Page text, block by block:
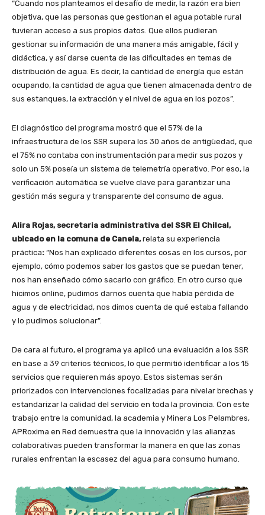
“Cuando nos planteamos el desafío de medir, la razón era bien
objetiva, que las personas que gestionan el agua potable rural
tuvieran acceso a sus propios datos. Que ellos pudieran
gestionar su información de una manera más amigable, fácil y
didáctica, y así darse cuenta de las dificultades en temas de
distribución de agua. Es decir, la cantidad de energía que están
ocupando, la cantidad de agua que tienen almacenada dentro de
sus estanques, la extracción y el nivel de agua en los pozos”.
El diagnóstico del programa mostró que el 57% de la
infraestructura de los SSR supera los 30 años de antigüedad, que
el 75% no contaba con instrumentación para medir sus pozos y
solo un 5% poseía un sistema de telemetría operativo. Por eso, la
verificación automática se vuelve clave para garantizar una
gestión más segura y transparente del consumo de agua.
Alira Rojas, secretaria administrativa del SSR El Chilcal,
ubicado en la comuna de Canela,relata su experiencia
práctica: “Nos han explicado diferentes cosas en los cursos, por
ejemplo, cómo podemos saber los gastos que se puedan tener,
nos han enseñado cómo sacarlo con gráfico. En otro curso que
hicimos online, pudimos darnos cuenta que había pérdida de
agua y de electricidad, nos dimos cuenta de qué estaba fallando
y lo pudimos solucionar”.
De cara al futuro, el programa ya aplicó una evaluación a los SSR
en base a 39 criterios técnicos, lo que permitió identificar a los 15
servicios que requieren más apoyo. Estos sistemas serán
priorizados con intervenciones focalizadas para nivelar brechas y
estandarizar la calidad del servicio en toda la provincia. Con este
trabajo entre la comunidad, la academia y Minera Los Pelambres,
APRoxima en Red demuestra que la innovación y las alianzas
colaborativas pueden transformar la manera en que las zonas
rurales enfrentan la escasez del agua para consumo humano.